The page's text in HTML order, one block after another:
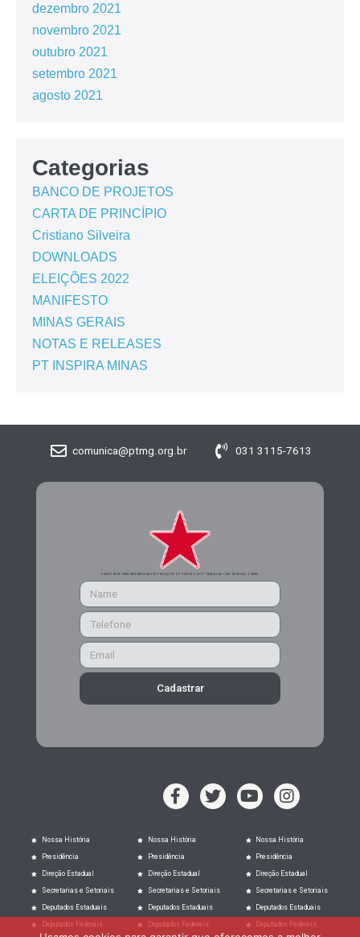
dezembro 2021
novembro 2021
outubro 2021
setembro 2021
agosto 2021
Categorias
BANCO DE PROJETOS
CARTA DE PRINCÍPIO
Cristiano Silveira
DOWNLOADS
ELEIÇÕES 2022
MANIFESTO
MINAS GERAIS
NOTAS E RELEASES
PT INSPIRA MINAS
comunica@ptmg.org.br 031 3115-7613
CADASTRE-SE PARA RECEBER MAIS INFORMAÇÕES DO PARTIDO DOS TRABALHADORES DE MINAS GERAIS
Cadastrar
Nossa História
Presidência
Direção Estadual
Secretarias e Setoriais
Deputados Estaduais
Deputados Federais
Nossa História
Presidência
Direção Estadual
Secretarias e Setoriais
Deputados Estaduais
Deputados Federais
Nossa História
Presidência
Direção Estadual
Secretarias e Setoriais
Deputados Estaduais
Deputados Federais